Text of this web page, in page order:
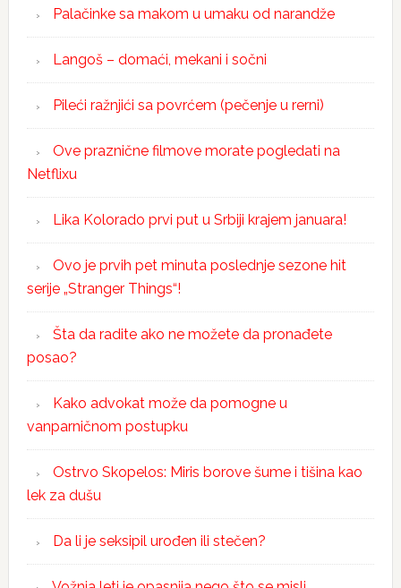
Palačinke sa makom u umaku od narandže
Langoš – domaći, mekani i sočni
Pileći ražnjići sa povrćem (pečenje u rerni)
Ove praznične filmove morate pogledati na
Netflixu
Lika Kolorado prvi put u Srbiji krajem januara!
Ovo je prvih pet minuta poslednje sezone hit
serije „Stranger Things“!
Šta da radite ako ne možete da pronađete
posao?
Kako advokat može da pomogne u
vanparničnom postupku
Ostrvo Skopelos: Miris borove šume i tišina kao
lek za dušu
Da li je seksipil urođen ili stečen?